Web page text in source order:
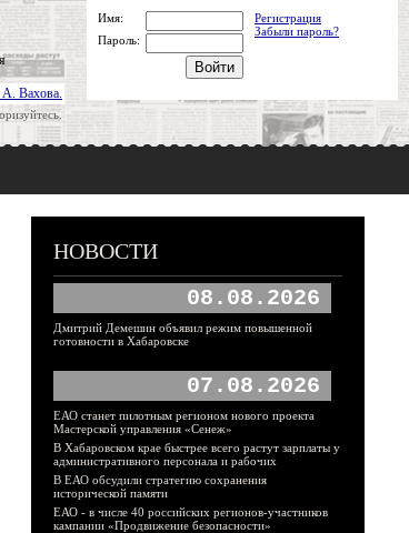
Вахова.
Имя:
Регистрация
Забыли пароль?
Пароль:
НОВОСТИ
08.08.2026
Дмитрий Демешин объявил режим повышенной
готовности в Хабаровске
07.08.2026
ЕАО станет пилотным регионом нового проекта
Мастерской управления «Сенеж»
В Хабаровском крае быстрее всего растут зарплаты у
административного персонала и рабочих
В ЕАО обсудили стратегию сохранения
исторической памяти
ЕАО - в числе 40 российских регионов-участников
кампании «Продвижение безопасности»